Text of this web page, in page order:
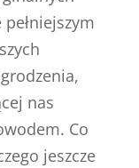
nas
Co
jeszcze